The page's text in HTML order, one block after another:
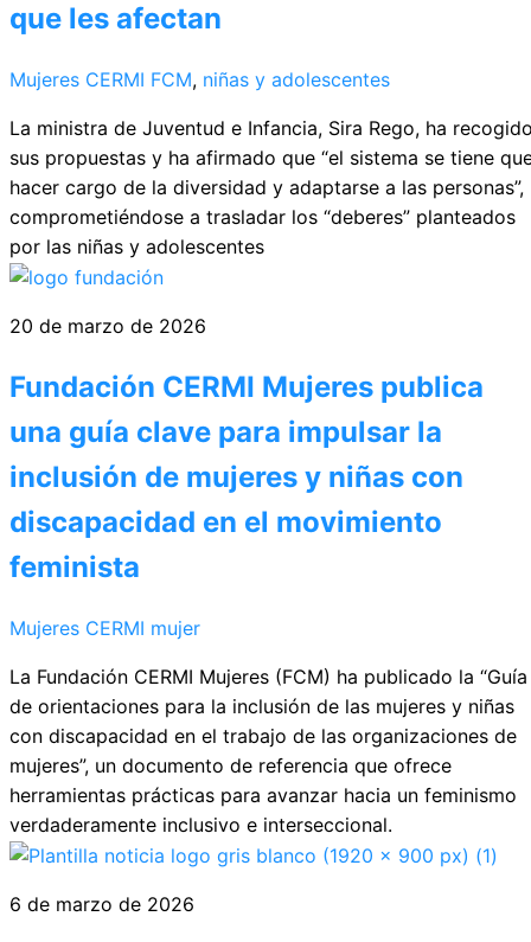
que les afectan
Mujeres CERMI FCM, niñas y adolescentes
La ministra de Juventud e Infancia, Sira Rego, ha
sus propuestas y ha afirmado que “el sistema se tiene
hacer cargo de la diversidad y adaptarse a las personas”,
comprometiéndose a trasladar los “deberes” planteados
por las niñas y adolescentes
20 de marzo de 2026
Fundación CERMI Mujeres publica
una guía clave para impulsar la
inclusión de mujeres y niñas con
discapacidad en el movimiento
feminista
Mujeres CERMI mujer
La Fundación CERMI Mujeres (FCM) ha publicado la “Guía
de orientaciones para la inclusión de las mujeres y niñas
con discapacidad en el trabajo de las organizaciones de
mujeres”, un documento de referencia que ofrece
herramientas prácticas para avanzar hacia un feminismo
verdaderamente inclusivo e interseccional.
6 de marzo de 2026